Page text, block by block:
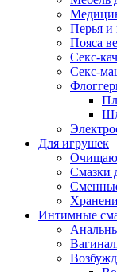
Перья и
Пояса
Секс-
Секс-
Для игрушек
Смазки
Интимные